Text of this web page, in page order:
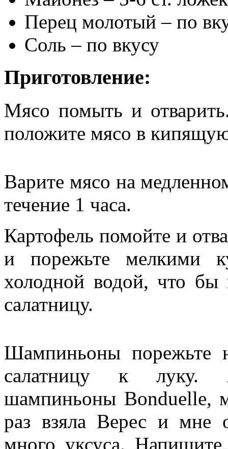
Перец молотый – по
Соль – по вкусу
Приготовление:
Мясо помыть и
положите мясо в
Варите мясо на
течение 1 часа.
Картофель помойте и
и порежьте мелкими
холодной водой, что
салатницу.
Шампиньоны порежьте
салатницу к луку.
шампиньоны Bonduelle,
раз взяла Верес и мне
много уксуса.